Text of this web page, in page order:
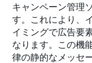
キャンペーン管理
す。これにより、
イミングで広告要
なります。この機
律の静的なメッセ